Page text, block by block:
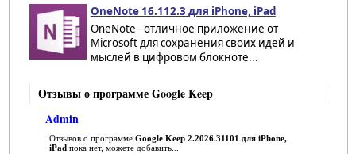
OneNote 16.112.3 для iPhone, iPad
OneNote - отличное приложение от
Microsoft для сохранения своих идей и
мыслей в цифровом блокноте...
Отзывы о программе Google Keep
Admin
Отзывов о программе Google Keep 2.2026.31101 для iPhone,
iPad пока нет, можете добавить...